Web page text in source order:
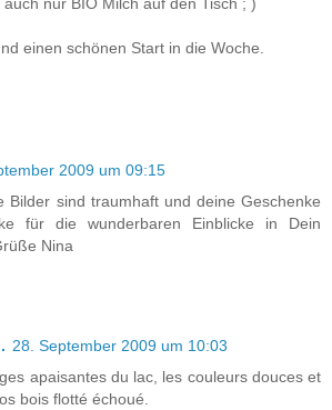
einen schönen Start in die Woche.
2009 um 09:15
Bilder sind traumhaft und deine Geschenke
für die wunderbaren Einblicke in Dein
Nina
28. September 2009 um 10:03
apaisantes du lac, les couleurs douces et
bois flotté échoué.